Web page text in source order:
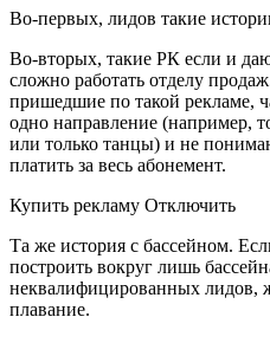
Во-первых, лидов такие
Во-вторых, такие РК если и
сложно работать отделу
пришедшие по такой рекламе,
одно направление (например,
или только танцы) и не
платить за весь абонемент.
Купить рекламу Отключить
Та же история с бассейном.
построить вокруг лишь
неквалифицированных лидов,
плавание.